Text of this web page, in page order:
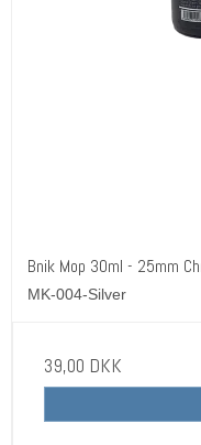
Bnik Mop 30ml - 25mm
MK-004-Silver
39,00 DKK